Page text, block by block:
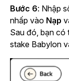
Bước 6: Nhập
nhấp vào Nạp
Sau đó, bạn có
stake Babylon